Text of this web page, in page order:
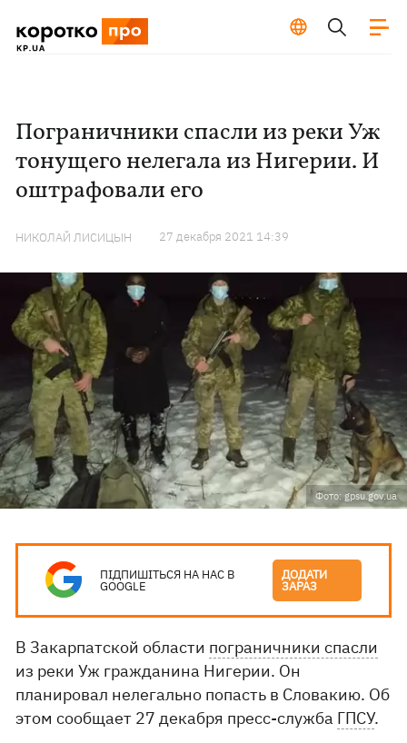
Пограничники спасли из реки Уж
тонущего нелегала из Нигерии. И
оштрафовали его
НИКОЛАЙ ЛИСИЦЫН 27 декабря 2021 14:39
Фото: gpsu.gov.ua
ПІДПИШІТЬСЯ НА НАС В
GOOGLE
ДОДАТИ
ЗАРАЗ
В Закарпатской области пограничники спасли
из реки Уж гражданина Нигерии. Он
планировал нелегально попасть в Словакию. Об
этом сообщает 27 декабря пресс-служба ГПСУ.